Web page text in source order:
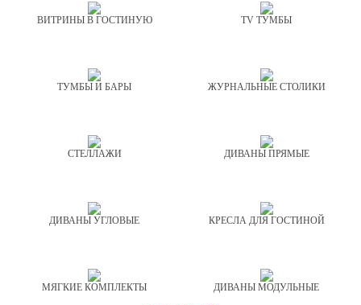
ВИТРИНЫ В ГОСТИНУЮ TV ТУМБЫ
ТУМБЫ И БАРЫ ЖУРНАЛЬНЫЕ СТОЛИКИ
СТЕЛЛАЖИ ДИВАНЫ ПРЯМЫЕ
ДИВАНЫ УГЛОВЫЕ КРЕСЛА ДЛЯ ГОСТИНОЙ
МЯГКИЕ КОМПЛЕКТЫ ДИВАНЫ МОДУЛЬНЫЕ